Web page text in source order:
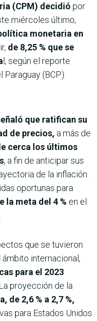
(CPM) decidió por
miércoles último,
monetaria en
de 8,25 % que se
l, según el reporte
(BCP).
que ratifican su
de precios, a más de
cerca los últimos
, a fin de anticipar sus
de la inflación.
oportunas para
la meta del 4 % en el
que se tuvieron
ámbito internacional,
para el 2023
proyección de la
de 2,6 % a 2,7 %,
para Estados Unidos